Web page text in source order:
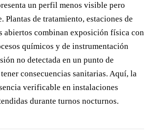
un perfil menos visible pero
Plantas de tratamiento, estaciones de
abiertos combinan exposición física con
químicos y de instrumentación
no detectada en un punto de
consecuencias sanitarias. Aquí, la
verificable en instalaciones
durante turnos nocturnos.